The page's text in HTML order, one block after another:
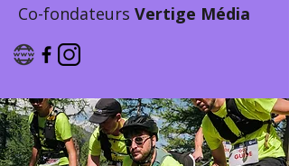
Co-fondateurs Vertige Média